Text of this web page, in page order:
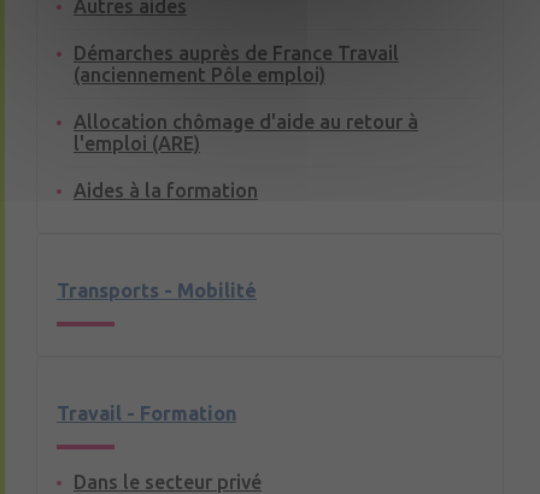
Autres aides
Démarches auprès de France Travail
(anciennement Pôle emploi)
Allocation chômage d'aide au retour à
l'emploi (ARE)
Aides à la formation
Transports - Mobilité
Travail - Formation
Dans le secteur privé